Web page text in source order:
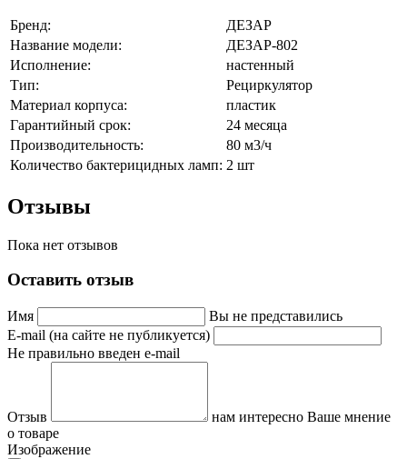
Бренд:
ДЕЗАР
Название модели:
ДЕЗАР-802
Исполнение:
настенный
Тип:
Рециркулятор
Материал корпуса:
пластик
Гарантийный срок:
24 месяца
Производительность:
80 м3/ч
Количество бактерицидных ламп: 2 шт
Отзывы
Пока нет отзывов
Оставить отзыв
Имя
Вы не представились
E-mail (на сайте не публикуется)
Не правильно введен e-mail
Отзыв
нам интересно Ваше мнение
о товаре
Изображение